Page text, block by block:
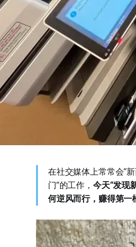
在社交媒体上常常会“
门”的工作， 今天“发现
何逆风而行，赚得第一